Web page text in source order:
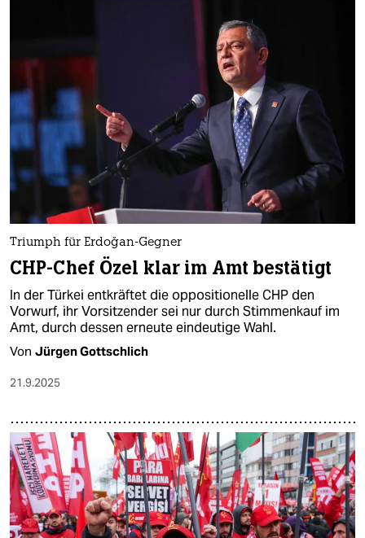
Triumph für Erdoğan-Gegner
CHP-Chef Özel klar im Amt bestätigt
In der Türkei entkräftet die oppositionelle CHP den
Vorwurf, ihr Vorsitzender sei nur durch Stimmenkauf im
Amt, durch dessen erneute eindeutige Wahl.
Von Jürgen Gottschlich
21.9.2025